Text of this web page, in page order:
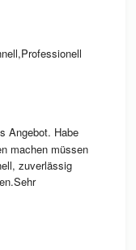
Angebot. Habe
machen müssen
zuverlässig